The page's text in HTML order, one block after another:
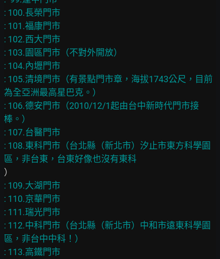
: 100.長榮門市
: 101.福康門市
: 102.西大門市
: 103.園區門市（不對外開放）
: 104.內壢門市
: 105.清境門市（有景點門市章，海拔1743公尺，目前
為全亞洲最高星巴克。）
: 106.德安門市（2010/12/1起由台中新時代門市接
棒。）
: 107.台醫門市
: 108.東科門市（台北縣（新北市）汐止市東方科學園
: 109.大湖門市
: 110.京華門市
: 111.瑞光門市
: 112.中科門市（台北縣（新北市）中和市遠東科學園
區，非台中中科！）
: 113.高鐵門市